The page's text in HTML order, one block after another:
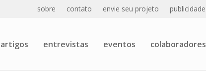
sobre contato envie seu projeto publicidade
artigos entrevistas eventos colaboradores